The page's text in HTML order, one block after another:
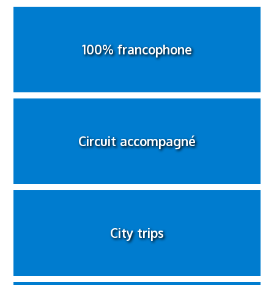
100% francophone
Circuit accompagné
City trips